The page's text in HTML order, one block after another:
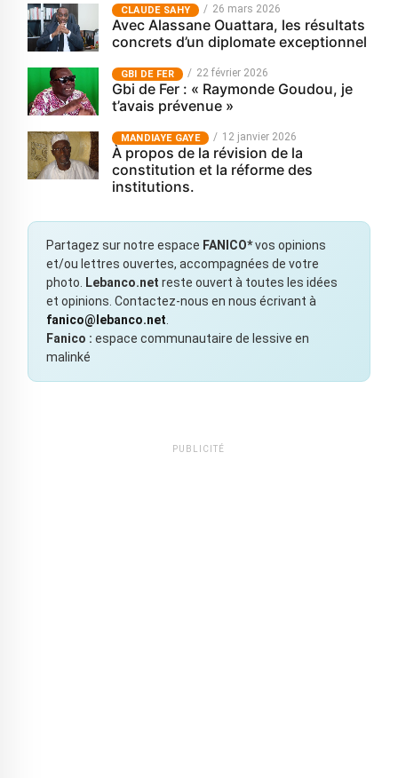
CLAUDE SAHY 26 mars 2026
Avec Alassane Ouattara, les résultats
concrets d’un diplomate exceptionnel
GBI DE FER 22 février 2026
Gbi de Fer : « Raymonde Goudou, je
t’avais prévenue »
MANDIAYE GAYE 12 janvier 2026
À propos de la révision de la
constitution et la réforme des
institutions.
Partagez sur notre espace FANICO*vos opinions
et/ou lettres ouvertes, accompagnées de votre
photo.
Lebanco.net reste ouvert à toutes les idées
et opinions. Contactez-nous en nous écrivant à
fanico@lebanco.net
Fanico : espace communautaire de lessive en
malinké
PUBLICITÉ